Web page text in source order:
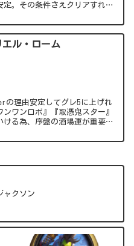
定。その条件さえクリアすれ
エル・ローム
理由安定してグレ5に上げれ
ワンロボ』『取憑鬼スター』
る為、序盤の酒場運が重要な
ャクソン